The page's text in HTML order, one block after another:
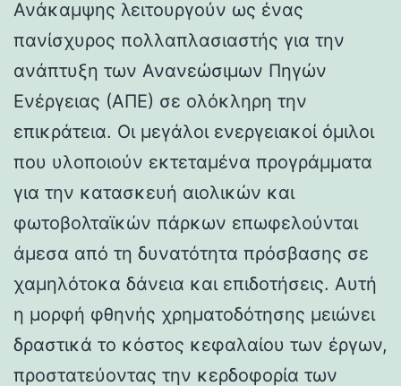
Ανάκαμψης λειτουργούν ως ένας
πανίσχυρος πολλαπλασιαστής για την
ανάπτυξη των Ανανεώσιμων Πηγών
Ενέργειας (ΑΠΕ) σε ολόκληρη την
επικράτεια. Οι μεγάλοι ενεργειακοί όμιλοι
που υλοποιούν εκτεταμένα προγράμματα
για την κατασκευή αιολικών και
φωτοβολταϊκών πάρκων επωφελούνται
άμεσα από τη δυνατότητα πρόσβασης σε
χαμηλότοκα δάνεια και επιδοτήσεις. Αυτή
η μορφή φθηνής χρηματοδότησης μειώνει
δραστικά το κόστος κεφαλαίου των έργων,
προστατεύοντας την κερδοφορία των